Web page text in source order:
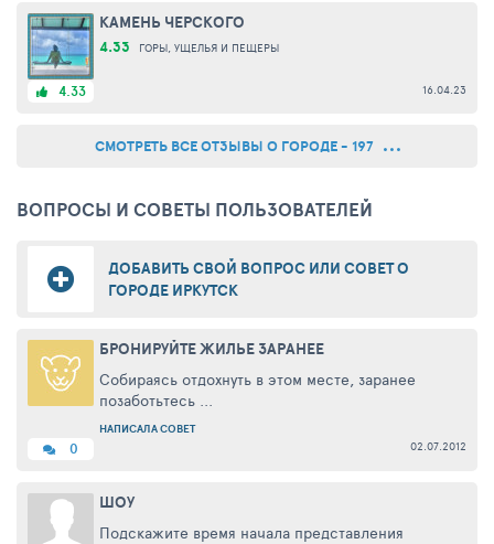
16.04.23
КАМЕНЬ ЧЕРСКОГО
4.33 ГОРЫ, УЩЕЛЬЯ И ПЕЩЕРЫ
4.33
СМОТРЕТЬ ВСЕ ОТЗЫВЫ О ГОРОДЕ - 197
ВОПРОСЫ И СОВЕТЫ ПОЛЬЗОВАТЕЛЕЙ
ДОБАВИТЬ СВОЙ ВОПРОС ИЛИ СОВЕТ О
ГОРОДЕ ИРКУТСК
02.07.2012
БРОНИРУЙТЕ ЖИЛЬЕ ЗАРАНЕЕ
Собираясь отдохнуть в этом месте, заранее
позаботьтесь ...
НАПИСАЛА СОВЕТ
0
ШОУ
Подскажите время начала представления